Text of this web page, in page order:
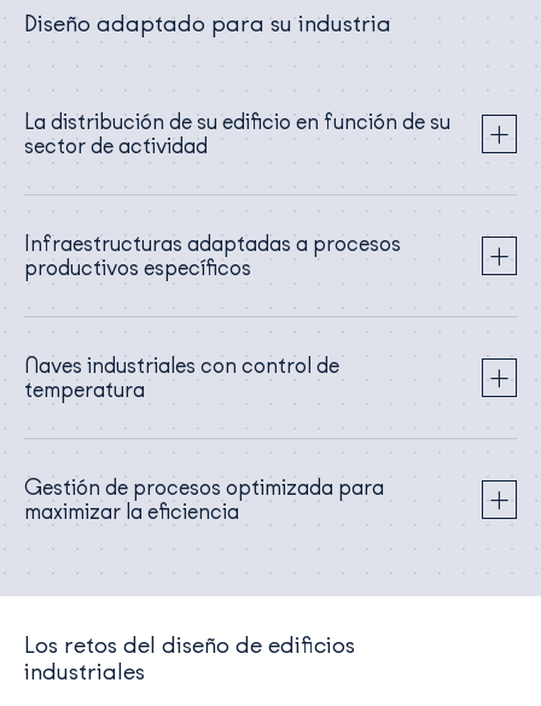
Diseño adaptado para su industria
La distribución de su edificio en función de su
sector de actividad
Infraestructuras adaptadas a procesos
productivos específicos
Naves industriales con control de
temperatura
Gestión de procesos optimizada para
maximizar la eficiencia
Los retos del diseño de edificios
industriales